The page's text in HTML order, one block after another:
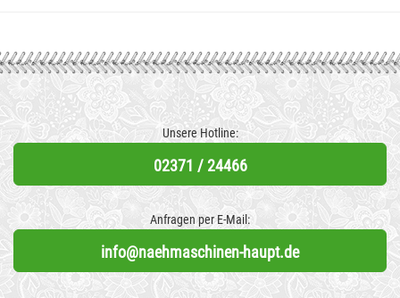
Unsere Hotline:
02371 / 24466
Anfragen per E-Mail:
info@naehmaschinen-haupt.de